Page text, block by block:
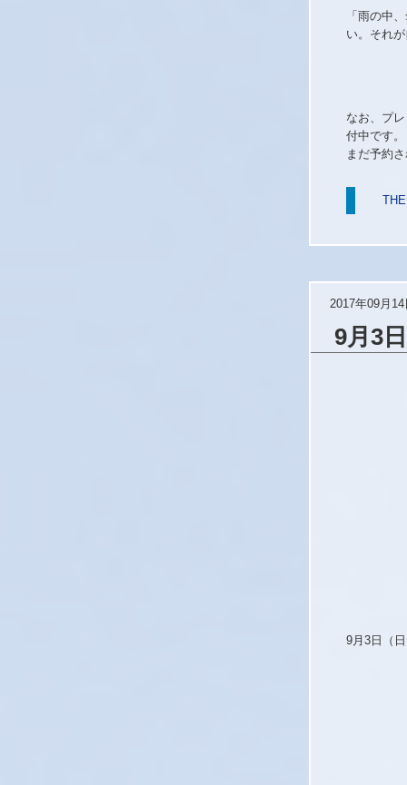
「雨の中
い。それ
なお、プ
付中です。
まだ予約
2017年09月14
9月3
9月3日（